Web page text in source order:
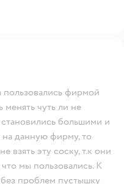
фирмой
чуть ли не
большими и
данную фирму, то
взять эту соску, т.к они
мы пользовались. К
проблем пустышку